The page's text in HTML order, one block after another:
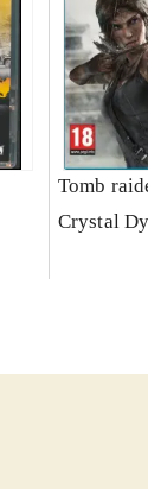
Tomb
Crystal